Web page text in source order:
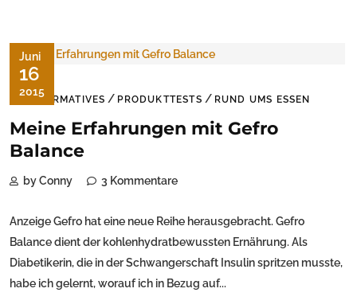
Juni
16
2015
INFORMATIVES / PRODUKTTESTS / RUND UMS ESSEN
Meine Erfahrungen mit Gefro
Balance
by Conny 3 Kommentare
Anzeige Gefro hat eine neue Reihe herausgebracht. Gefro
Balance dient der kohlenhydratbewussten Ernährung. Als
Diabetikerin, die in der Schwangerschaft Insulin spritzen musste,
habe ich gelernt, worauf ich in Bezug auf...